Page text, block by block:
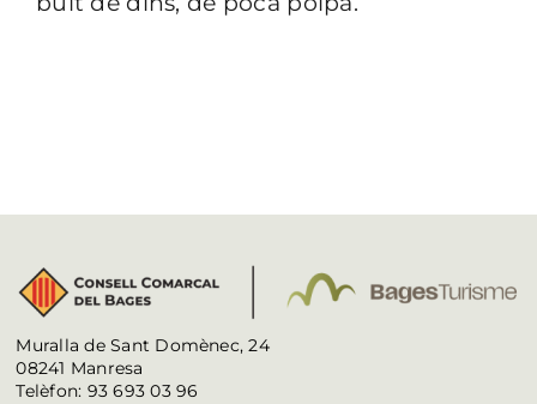
Muralla de Sant Domènec, 24
08241 Manresa
Telèfon: 93 693 03 96